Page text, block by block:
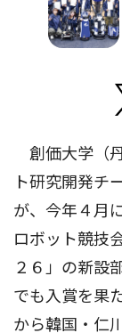
創価大学（
ト研究開発チ
が、今年４月
ロボット競技
２６」の新設
でも入賞を果
から韓国・仁